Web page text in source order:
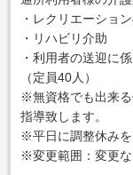
・レクリエーショ
・リハビリ介助
・利用者の送迎に
（定員40人）
※無資格でも出来
指導致します。
※平日に調整休み
※変更範囲：変更な